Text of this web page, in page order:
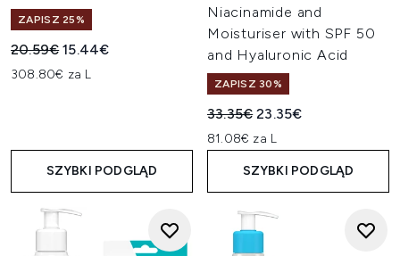
ZAPISZ 25%
Sugerowana cena detaliczna:
20.59€Aktualna cena:
15.44€
308.80€ za L
SZYBKI PODGLĄD
Niacinamide and
Moisturiser with SPF 50
and Hyaluronic Acid
ZAPISZ 30%
Sugerowana cena
33.35€Aktualna cena:
23.35€
81.08€ za L
SZYBKI PODGLĄD